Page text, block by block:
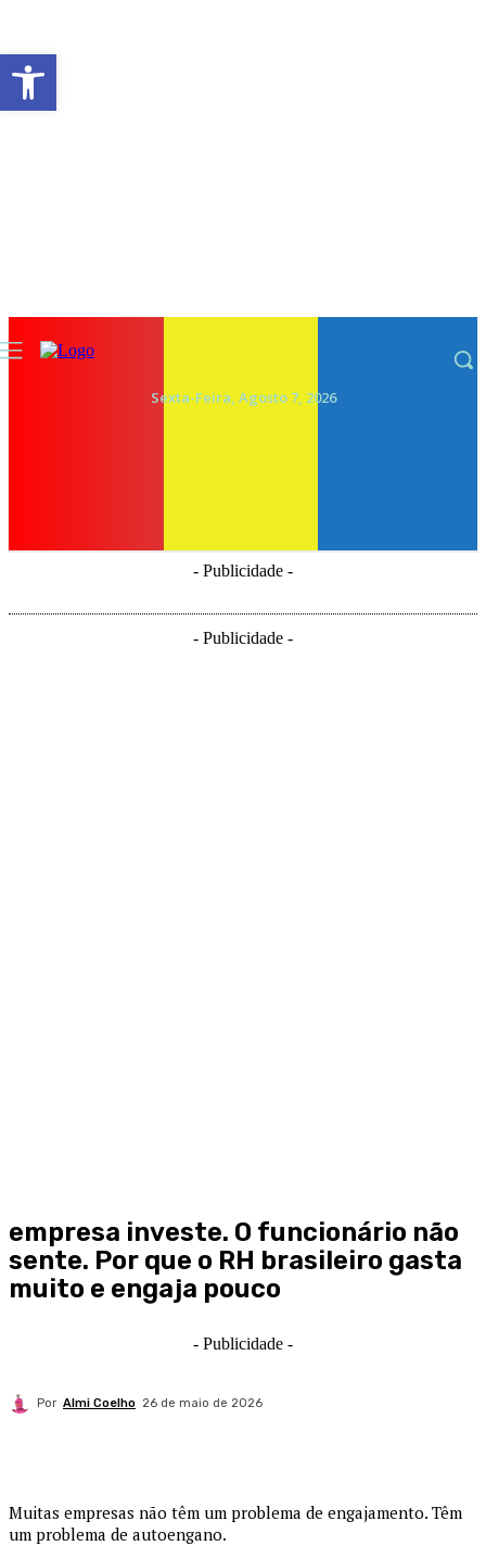
Sexta-Feira, Agosto 7, 2026
- Publicidade -
- Publicidade -
empresa investe. O funcionário não
sente. Por que o RH brasileiro gasta
muito e engaja pouco
- Publicidade -
Por Almi Coelho 26 de maio de 2026
Muitas empresas não têm um problema de engajamento. Têm
um problema de autoengano.
Abrir a barra de ferramentas